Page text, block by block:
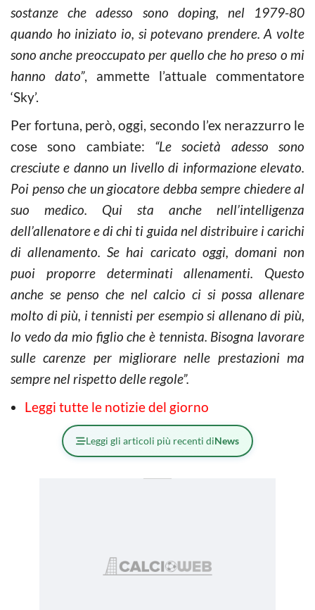
sostanze che adesso sono doping, nel 1979-80
quando ho iniziato io, si potevano prendere. A volte
sono anche preoccupato per quello che ho preso o mi
hanno dato”, ammette l’attuale commentatore
‘Sky’.
Per fortuna, però, oggi, secondo l’ex nerazzurro le
cose sono cambiate: “Le società adesso sono
cresciute e danno un livello di informazione elevato.
Poi penso che un giocatore debba sempre chiedere al
suo medico. Qui sta anche nell’intelligenza
dell’allenatore e di chi ti guida nel distribuire i carichi
di allenamento. Se hai caricato oggi, domani non
puoi proporre determinati allenamenti. Questo
anche se penso che nel calcio ci si possa allenare
molto di più, i tennisti per esempio si allenano di più,
lo vedo da mio figlio che è tennista. Bisogna lavorare
sulle carenze per migliorare nelle prestazioni ma
sempre nel rispetto delle regole”.
Leggi tutte le notizie del giorno
Leggi gli articoli più recenti diNews